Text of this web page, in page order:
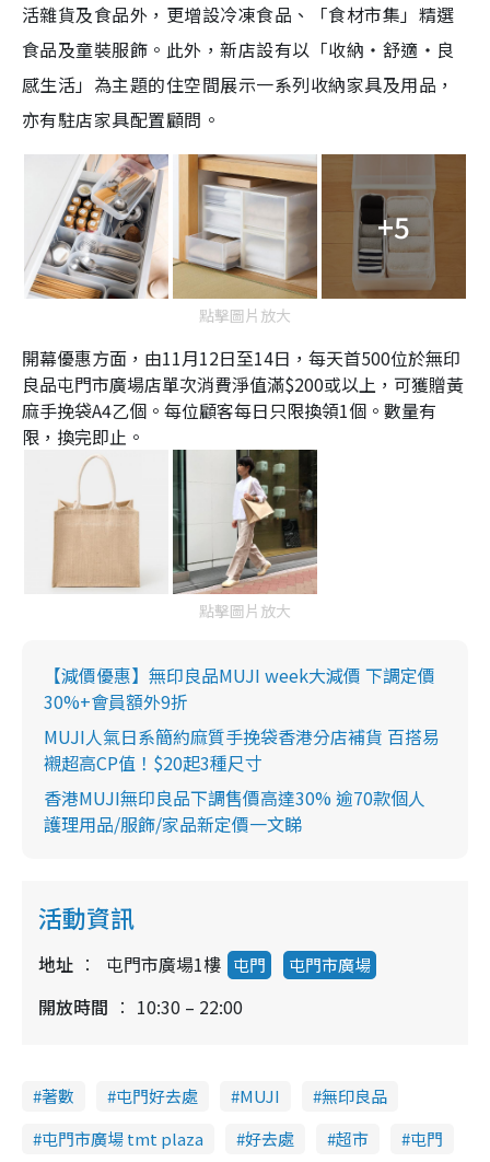
活雜貨及食品外，更增設冷凍食品、「食材市集」精選
食品及童裝服飾。此外，新店設有以「收納‧舒適‧良
感生活」為主題的住空間展示一系列收納家具及用品，
亦有駐店家具配置顧問。
+5
點擊圖片放大
開幕優惠方面，由11月12日至14日，每天首500位於無印
良品屯門市廣場店單次消費淨值滿$200或以上，可獲贈黃
麻手挽袋A4乙個。每位顧客每日只限換領1個。數量有
限，換完即止。
點擊圖片放大
【減價優惠】無印良品MUJI week大減價 下調定價
30%+會員額外9折
MUJI人氣日系簡約麻質手挽袋香港分店補貨 百搭易
襯超高CP值！$20起3種尺寸
香港MUJI無印良品下調售價高達30% 逾70款個人
護理用品/服飾/家品新定價一文睇
活動資訊
地址 屯門市廣場1樓 屯門 屯門市廣場
開放時間 10:30 – 22:00
著數 屯門好去處 MUJI
無印良品
屯門市廣場 tmt plaza
好去處 超市 屯門